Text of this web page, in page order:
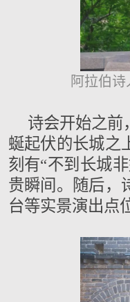
阿拉伯
诗会开始之前
蜒起伏的长城之
刻有“不到长城
贵瞬间。随后，
台等实景演出点